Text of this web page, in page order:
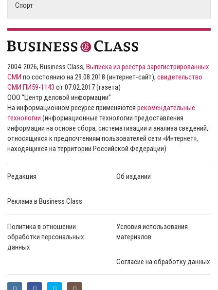
Спорт
2004-2026, Business Class, Выписка из реестра зарегистрированных
СМИ по состоянию на 29.08.2018 (интернет-сайт), свидетельство
СМИ ПИ59-1143 от 07.02.2017 (газета)
ООО “Центр деловой информации”
На информационном ресурсе применяются рекомендательные
технологии (информационные технологии предоставления
информации на основе сбора, систематизации и анализа сведений,
относящихся к предпочтениям пользователей сети «Интернет»,
находящихся на территории Российской Федерации).
Редакция Об издании
Реклама в Business Class
Политика в отношении
обработки персональных
данных
Условия использования
материалов
Согласие на обработку данных